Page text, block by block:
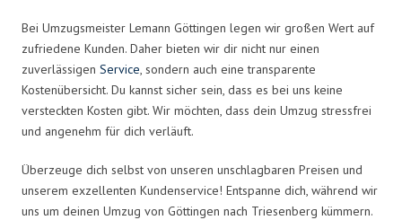
Bei Umzugsmeister Lemann Göttingen legen wir großen Wert auf
zufriedene Kunden. Daher bieten wir dir nicht nur einen
zuverlässigen Service, sondern auch eine transparente
Kostenübersicht. Du kannst sicher sein, dass es bei uns keine
versteckten Kosten gibt. Wir möchten, dass dein Umzug stressfrei
und angenehm für dich verläuft.
Überzeuge dich selbst von unseren unschlagbaren Preisen und
unserem exzellenten Kundenservice! Entspanne dich, während wir
uns um deinen Umzug von Göttingen nach Triesenberg kümmern.